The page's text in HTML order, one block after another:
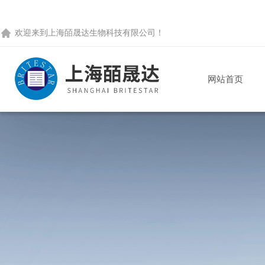
欢迎来到 上海皕晟达生物科技有限公司 ！
网站首页